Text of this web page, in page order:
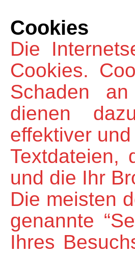
Cookies
Die
Cookies.
Schaden
dienen
effektiver
Textdateien,
und die Ihr
Die meisten
genannte
Ihres